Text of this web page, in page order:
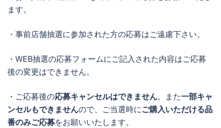
ます。
・事前店舗抽選に参加された方の応募はご遠慮下さい。
・WEB抽選の応募フォームにご記入された内容はご応募
後の変更はできません。
・ご応募後の応募キャンセルはできません。また一部キャ
ンセルもできませんので、ご当選時にご購入いただける品
番のみご応募をお願いいたします。